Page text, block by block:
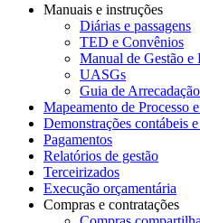
Manuais e instruções
Diárias e passagens
TED e Convênios
Manual de Gestão e
UASGs
Guia de
Mapeamento de Processo
Demonstrações contábeis
Pagamentos
Relatórios de gestão
Terceirizados
Execução orçamentária
Compras e contratações